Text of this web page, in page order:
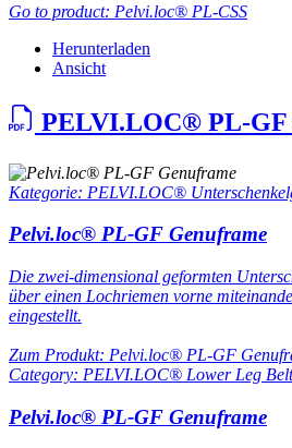
Go to product: Pelvi.loc® PL-CSS
Herunterladen
Ansicht
PELVI.LOC® PL-GF
Kategorie: PELVI.LOC®
Pelvi.loc® PL-GF Genuframe
Die zwei-dimensional geformten
über einen Lochriemen vorne
eingestellt.
Zum Produkt: Pelvi.loc® PL-GF
Category: PELVI.LOC® Lower Leg
Pelvi.loc® PL-GF Genuframe